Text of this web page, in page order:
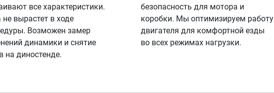
все характеристики.
не вырастет в ходе
Возможен замер
динамики и снятие
на диностенде.
безопасность для мотора и
коробки. Мы оптимизируем работу
двигателя для комфортной езды
во всех режимах нагрузки.